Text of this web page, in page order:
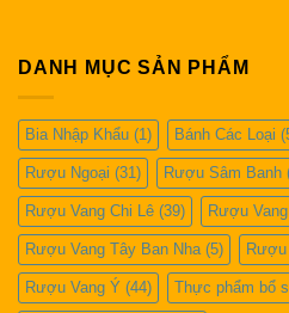
DANH MỤC SẢN PHẨM
Bia Nhập Khẩu (1) Bánh Các Loại
Rượu Ngoại (31) Rượu Sâm Banh
Rượu Vang Chi Lê (39) Rượu
Rượu Vang Tây Ban Nha (5) Rượu
Rượu Vang Ý (44) Thực phẩm bổ